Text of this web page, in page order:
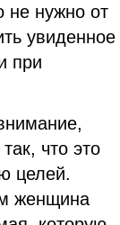
не нужно от
увиденное
при
что это
целей.
женщина